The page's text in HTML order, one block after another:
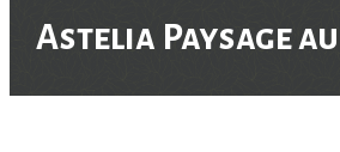
Astelia Paysage